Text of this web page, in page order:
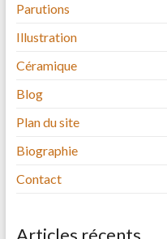
Parutions
Illustration
Céramique
Blog
Plan du site
Biographie
Contact